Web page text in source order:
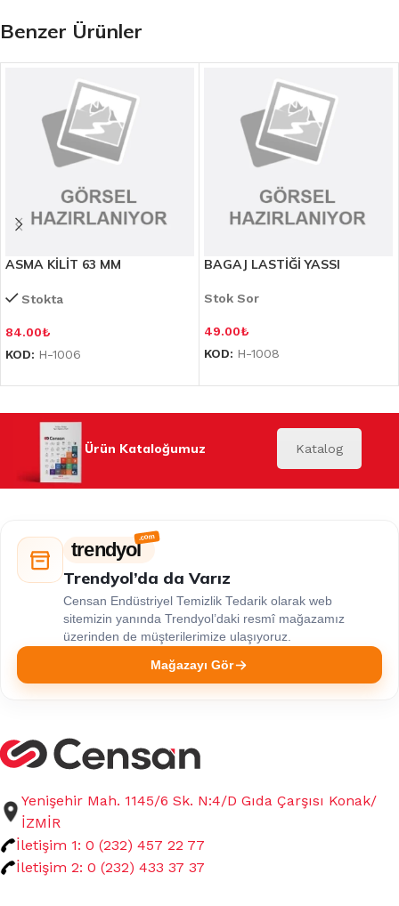
Benzer Ürünler
ASMA KİLİT 63 MM
Stokta
84.00₺
KOD: H-1006
BAGAJ LASTİĞİ YASSI
Stok Sor
49.00₺
KOD: H-1008
Ürün Kataloğumuz Katalog
trendyol
Trendyol’da da Varız
Censan Endüstriyel Temizlik Tedarik olarak web
sitemizin yanında Trendyol’daki resmî mağazamız
üzerinden de müşterilerimize ulaşıyoruz.
Mağazayı Gör
Yenişehir Mah. 1145/6 Sk. N:4/D Gıda Çarşısı Konak/
İZMİR
İletişim 1: 0 (232) 457 22 77
İletişim 2: 0 (232) 433 37 37